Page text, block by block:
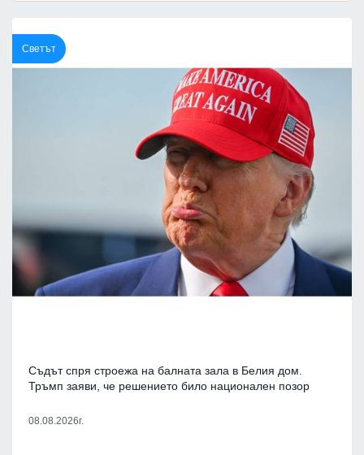
Светът
Съдът спря строежа на балната зала в Белия дом.
Тръмп заяви, че решението било национален позор
08.08.2026г.